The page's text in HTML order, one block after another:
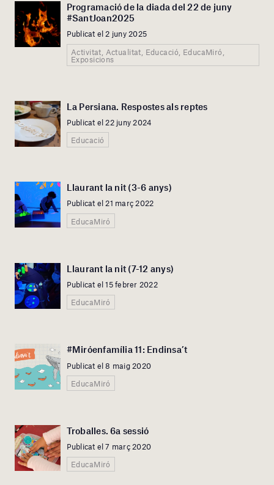
Programació de la diada del 22 de juny
#SantJoan2025
Publicat el 2 juny 2025
Activitat, Actualitat, Educació, EducaMiró,
Exposicions
La Persiana. Respostes als reptes
Publicat el 22 juny 2024
Educació
Llaurant la nit (3-6 anys)
Publicat el 21 març 2022
EducaMiró
Llaurant la nit (7-12 anys)
Publicat el 15 febrer 2022
EducaMiró
#Miróenfamília 11: Endinsa’t
Publicat el 8 maig 2020
EducaMiró
Troballes. 6a sessió
Publicat el 7 març 2020
EducaMiró